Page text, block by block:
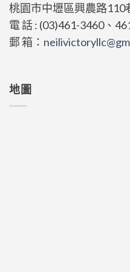
桃園市中壢區興農路110
電 話 : (03)461-3460、
郵 箱：
地圖